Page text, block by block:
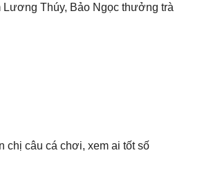
Thúy, Bảo Ngọc thưởng trà
chị câu cá chơi, xem ai tốt số